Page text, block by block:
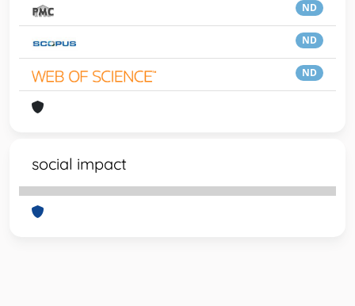
ND
ND
ND
social impact